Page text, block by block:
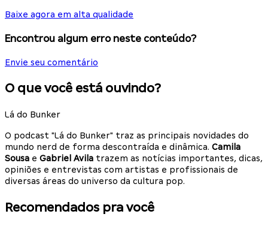
Baixe agora em alta qualidade
Encontrou algum erro neste conteúdo?
Envie seu comentário
O que você está ouvindo?
Lá do Bunker
O podcast "Lá do Bunker" traz as principais novidades do
mundo nerd de forma descontraída e dinâmica. Camila
Sousa e Gabriel Avila trazem as notícias importantes, dicas,
opiniões e entrevistas com artistas e profissionais de
diversas áreas do universo da cultura pop.
Recomendados pra você